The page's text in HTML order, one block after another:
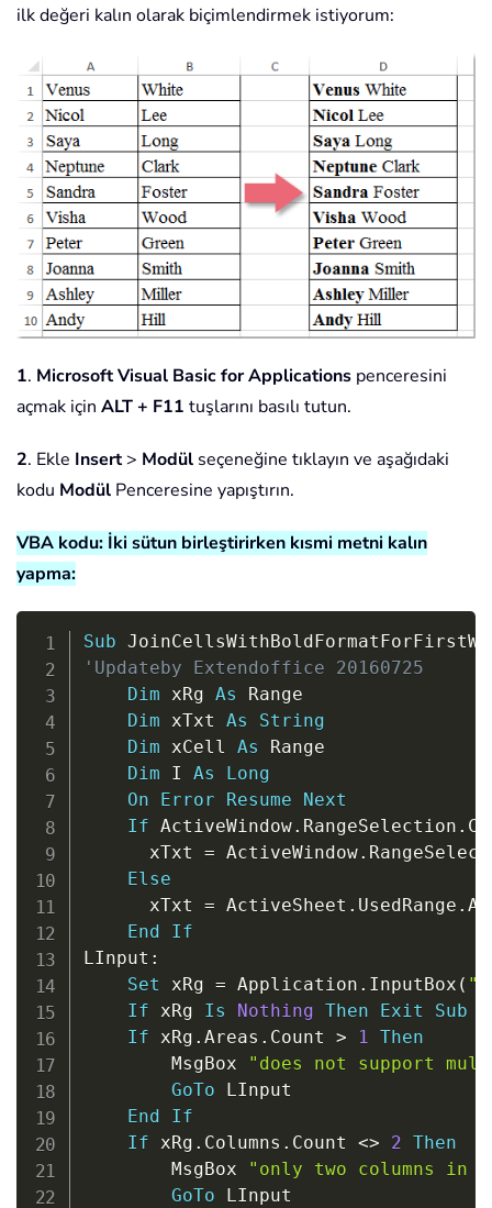
ilk değeri kalın olarak biçimlendirmek istiyorum:
1. Microsoft Visual Basic for Applications penceresini
açmak için ALT + F11 tuşlarını basılı tutun.
2. Ekle Insert> Modül seçeneğine tıklayın ve aşağıdaki
kodu Modül Penceresine yapıştırın.
VBA kodu: İki sütun birleştirirken kısmi metni kalın
yapma:
Sub
'Updateby Extendoffice 20160725
Dim xRg As Range
Dim xTxt As
String
Dim xCell As Range
Dim I As
Long
On
Error Resume
Next
If ActiveWindow. RangeSelection .
      xTxt
= ActiveWindow.
Else
      xTxt
= ActiveSheet . UsedRange .
End
If
LInput :
Set xRg = Application . InputBox (
If xRg Is Nothing Then Exit
Sub
If xRg . Areas . Count > 1 Then
        MsgBox
"does not support
GoTo LInput
End
If
If xRg . Columns . Count <> 2 Then
        MsgBox
"only two columns in
GoTo LInput
Copy